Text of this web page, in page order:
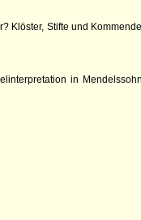
Klöster, Stifte und
in